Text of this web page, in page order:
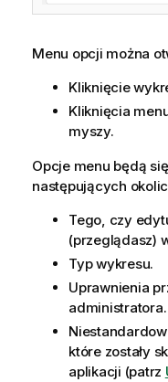
Menu opcji można
Kliknięcie
Kliknięcia
myszy.
Opcje menu będą
następujących
Tego, czy
(przeglądasz)
Typ wykresu.
Uprawnienia
administratora.
które zostały
aplikacji (patrz